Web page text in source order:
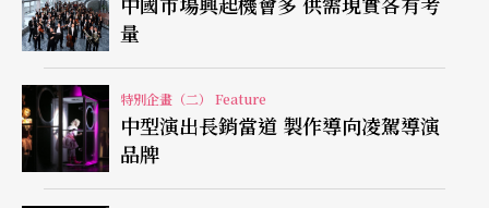
牌、分級獎助等扶植團隊，形成更緊密的夥伴結盟
關係，並因應國際劇場發展的趨勢，結合視覺藝術
及科技跨界領域共同參與，透過專業人才投入劇場
經營管理，厚植表演藝術人才與軟硬體實力，讓台
灣表演藝術更臻卓越。
量
特別企畫（二） Feature
中型演出長銷當道 製作導向凌駕導演
品牌